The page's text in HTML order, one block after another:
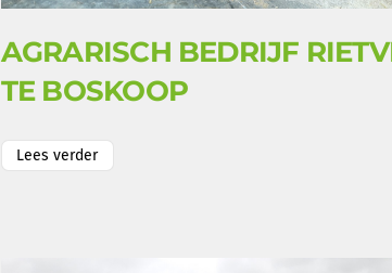
AGRARISCH BEDRIJF
TE BOSKOOP
Lees verder